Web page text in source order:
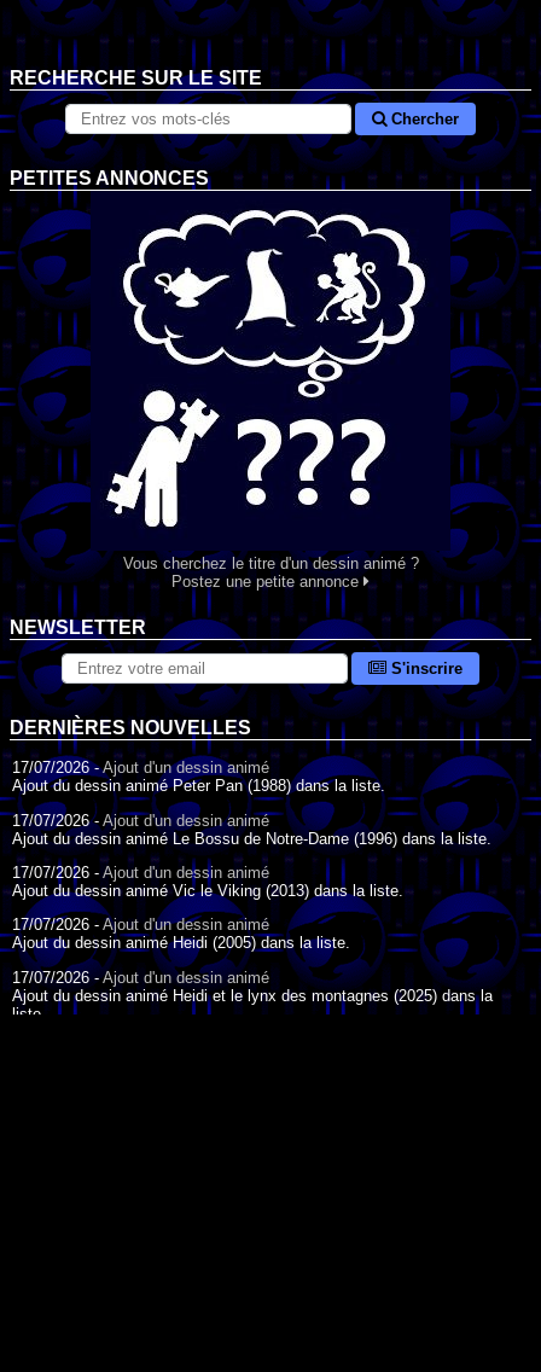
RECHERCHE SUR LE SITE
Chercher
PETITES ANNONCES
Vous cherchez le titre d'un dessin animé ?
Postez une petite annonce
NEWSLETTER
S'inscrire
DERNIÈRES NOUVELLES
17/07/2026 -Ajout d'un dessin animé
Ajout du dessin animé Peter Pan (1988) dans la liste.
17/07/2026 - Ajout d'un dessin animé
Ajout du dessin animé Le Bossu de Notre-Dame (1996) dans la liste.
17/07/2026 - Ajout d'un dessin animé
Ajout du dessin animé Vic le Viking (2013) dans la liste.
17/07/2026 - Ajout d'un dessin animé
Ajout du dessin animé Heidi (2005) dans la liste.
17/07/2026 -Ajout d'un dessin animé
Ajout du dessin animé Heidi et le lynx des montagnes (2025) dans la
liste.